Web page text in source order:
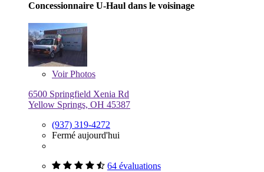
Concessionnaire U-Haul dans le voisinage
VoirPhotos
6500 Springfield Xenia Rd
Yellow Springs, OH 45387
(937) 319-4272
Fermé aujourd'hui
64 évaluations